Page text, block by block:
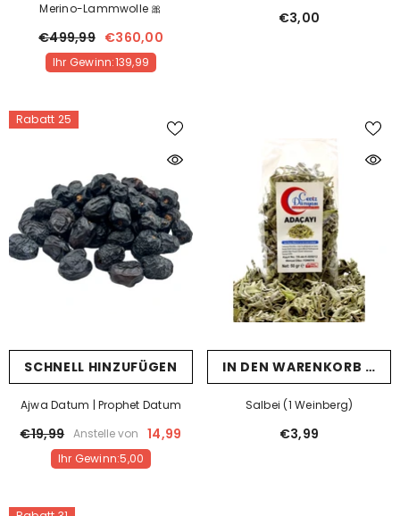
Merino-Lammwolle 🎀
€499,99 €360,00
Ihr Gewinn:139,99
€3,00
Rabatt 25
SCHNELL HINZUFÜGEN
Ajwa Datum | Prophet Datum
€19,99 Anstelle von 14,99
Ihr Gewinn:5,00
IN DEN WARENKORB
Salbei (1 Weinberg)
€3,99